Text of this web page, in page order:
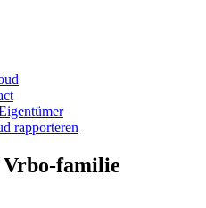
rapporteren
Vrbo-familie